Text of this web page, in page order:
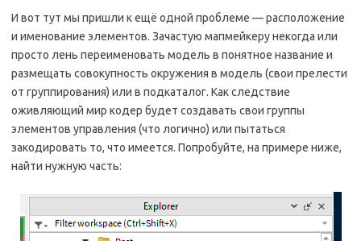
И вот тут мы пришли к ещё одной проблеме — расположение
и именование элементов. Зачастую мапмейкеру некогда или
просто лень переименовать модель в понятное название и
размещать совокупность окружения в модель (свои прелести
от группирования) или в подкаталог. Как следствие
оживляющий мир кодер будет создавать свои группы
элементов управления (что логично) или пытаться
закодировать то, что имеется. Попробуйте, на примере ниже,
найти нужную часть: